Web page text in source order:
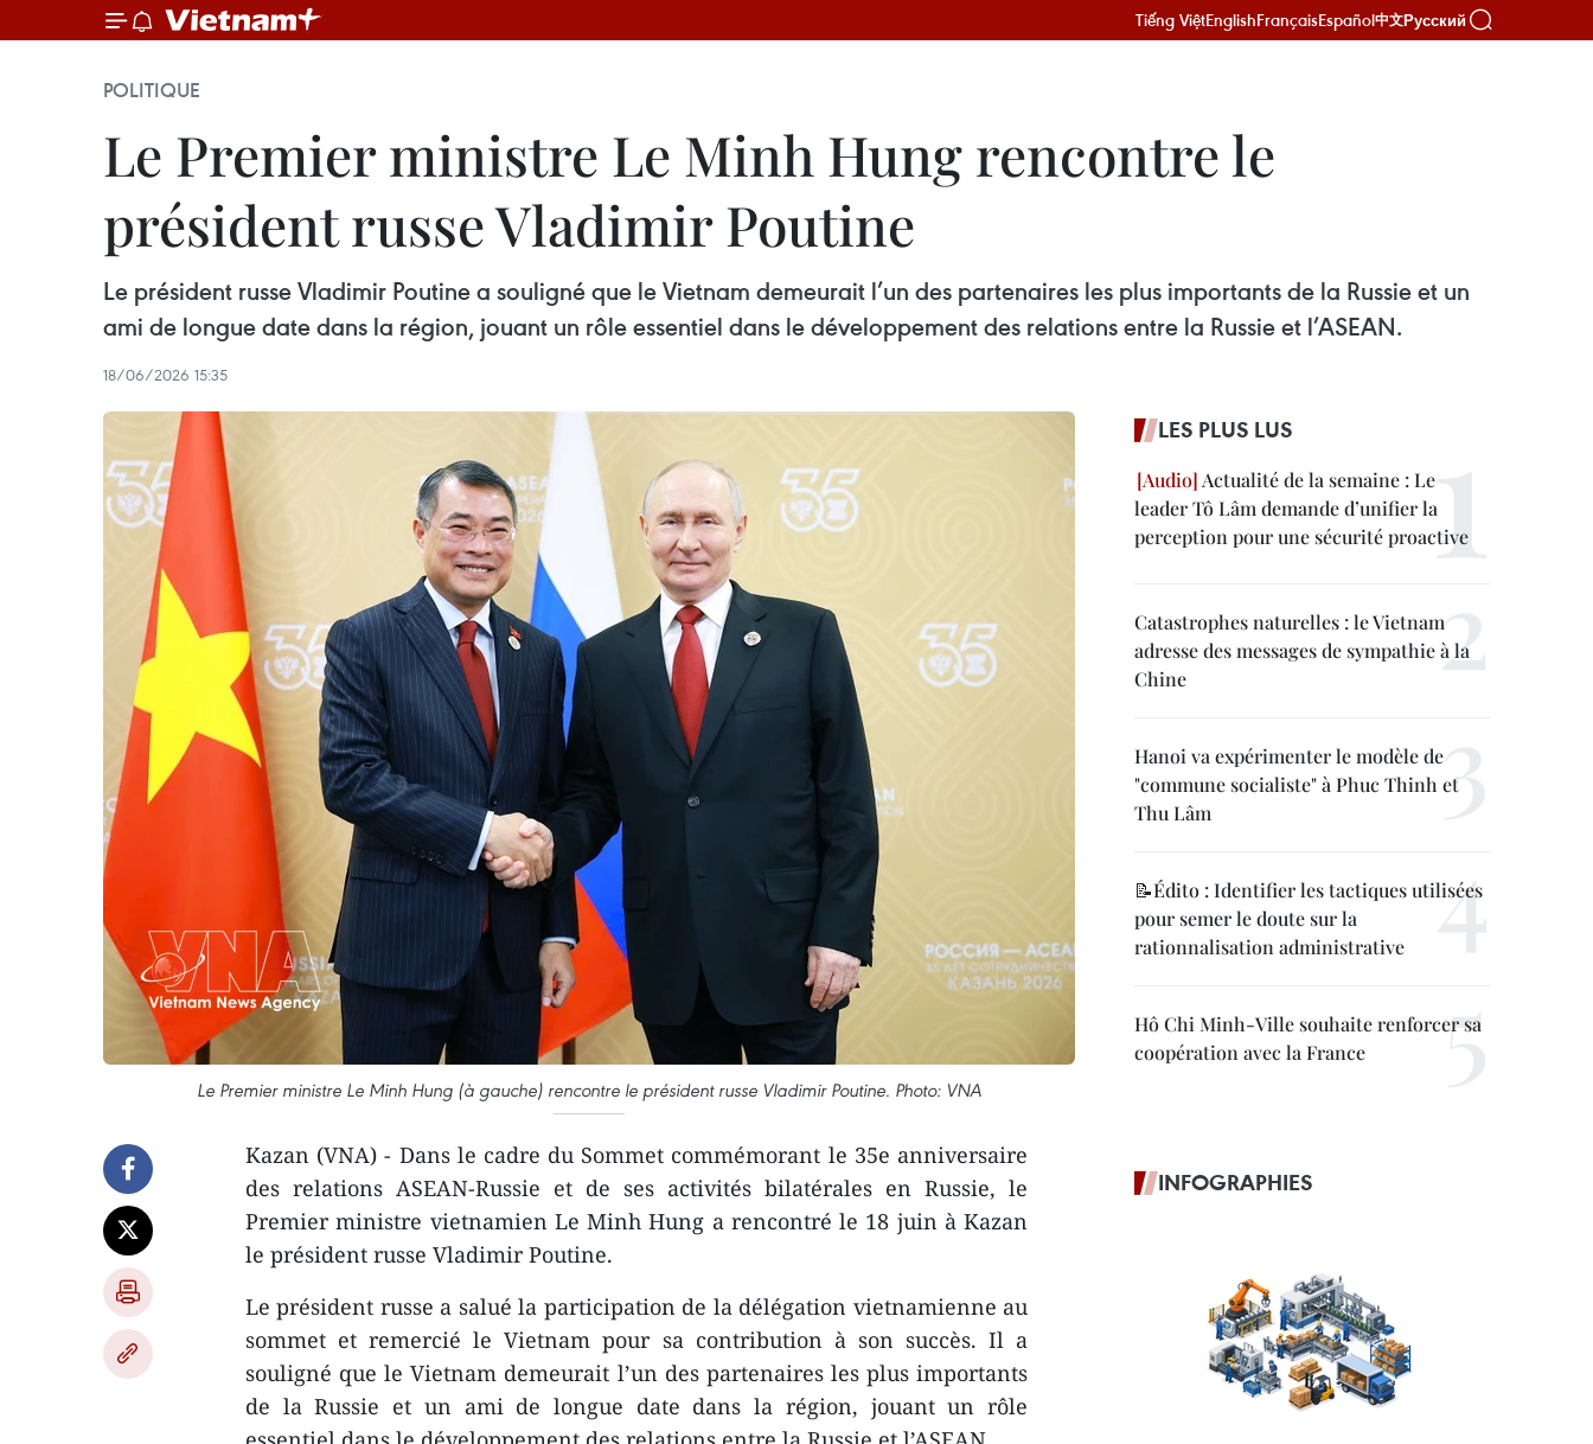
Tiếng ViệtEnglishFrançaisEspañol中文Русский
POLITIQUE
Le Premier ministre Le Minh Hung rencontre le
président russe Vladimir Poutine
Le président russe Vladimir Poutine a souligné que le Vietnam demeurait l’un des partenaires les plus importants de la Russie et un
ami de longue date dans la région, jouant un rôle essentiel dans le développement des relations entre la Russie et l’ASEAN.
18/06/2026 15:35
Le Premier ministre Le Minh Hung (à gauche) rencontre le président russe Vladimir Poutine. Photo: VNA
Kazan (VNA) - Dans le cadre du Sommet commémorant le 35e anniversaire
des relations ASEAN-Russie et de ses activités bilatérales en Russie, le
Premier ministre vietnamien Le Minh Hung a rencontré le 18 juin à Kazan
le président russe Vladimir Poutine.
Le président russe a salué la participation de la délégation vietnamienne au
sommet et remercié le Vietnam pour sa contribution à son succès. Il a
souligné que le Vietnam demeurait l’un des partenaires les plus importants
de la Russie et un ami de longue date dans la région, jouant un rôle
LES PLUS LUS
Actualité de la semaine : Le
leader Tô Lâm demande d’unifier la
perception pour une sécurité proactive
Catastrophes naturelles : le Vietnam
adresse des messages de sympathie à la
Chine
Hanoi va expérimenter le modèle de
"commune socialiste" à Phuc Thinh et
Thu Lâm
📝Édito : Identifier les tactiques utilisées
pour semer le doute sur la
rationnalisation administrative
Hô Chi Minh-Ville souhaite renforcer sa
coopération avec la France
INFOGRAPHIES